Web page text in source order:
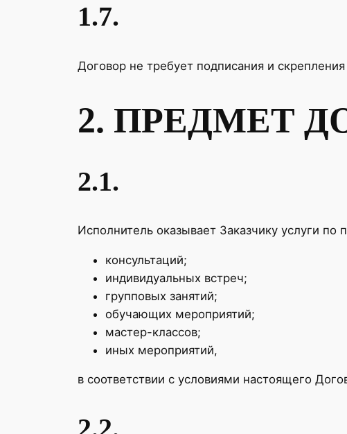
1.7.
Договор не требует подписания и
2. ПРЕДМЕТ
2.1.
Исполнитель оказывает Заказчику услуги
консультаций;
индивидуальных встреч;
групповых занятий;
обучающих мероприятий;
мастер-классов;
иных мероприятий,
в соответствии с условиями настоящего